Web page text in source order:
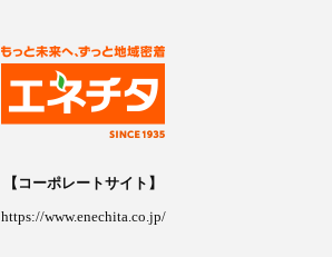
【コーポレートサイト】
https://www.enechita.co.jp/